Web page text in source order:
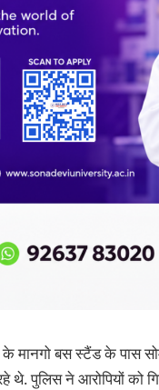
के मानगो बस स्टैंड के पास
थे. पुलिस ने आरोपियों को